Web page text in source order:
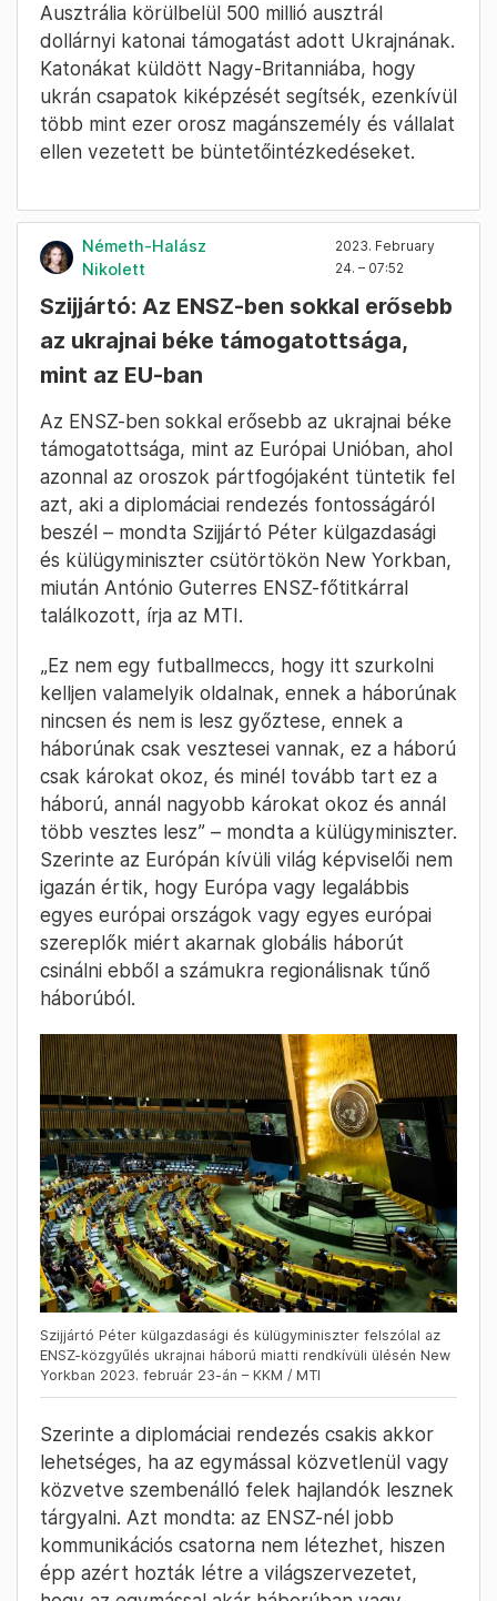
Ausztrália körülbelül 500 millió ausztrál
dollárnyi katonai támogatást adott Ukrajnának.
Katonákat küldött Nagy-Britanniába, hogy
ukrán csapatok kiképzését segítsék, ezenkívül
több mint ezer orosz magánszemély és vállalat
ellen vezetett be büntetőintézkedéseket.
Németh-Halász
Nikolett
2023. February
24. – 07:52
Szijjártó: Az ENSZ-ben sokkal erősebb
az ukrajnai béke támogatottsága,
mint az EU-ban
Az ENSZ-ben sokkal erősebb az ukrajnai béke
támogatottsága, mint az Európai Unióban, ahol
azonnal az oroszok pártfogójaként tüntetik fel
azt, aki a diplomáciai rendezés fontosságáról
beszél – mondta Szijjártó Péter külgazdasági
és külügyminiszter csütörtökön New Yorkban,
miután António Guterres ENSZ-főtitkárral
találkozott, írja az MTI.
„Ez nem egy futballmeccs, hogy itt szurkolni
kelljen valamelyik oldalnak, ennek a háborúnak
nincsen és nem is lesz győztese, ennek a
háborúnak csak vesztesei vannak, ez a háború
csak károkat okoz, és minél tovább tart ez a
háború, annál nagyobb károkat okoz és annál
több vesztes lesz” – mondta a külügyminiszter.
Szerinte az Európán kívüli világ képviselői nem
igazán értik, hogy Európa vagy legalábbis
egyes európai országok vagy egyes európai
szereplők miért akarnak globális háborút
csinálni ebből a számukra regionálisnak tűnő
háborúból.
Szijjártó Péter külgazdasági és külügyminiszter felszólal az
ENSZ-közgyűlés ukrajnai háború miatti rendkívüli ülésén New
Yorkban 2023. február 23-án – KKM / MTI
Szerinte a diplomáciai rendezés csakis akkor
lehetséges, ha az egymással közvetlenül vagy
közvetve szembenálló felek hajlandók lesznek
tárgyalni. Azt mondta: az ENSZ-nél jobb
kommunikációs csatorna nem létezhet, hiszen
épp azért hozták létre a világszervezetet,